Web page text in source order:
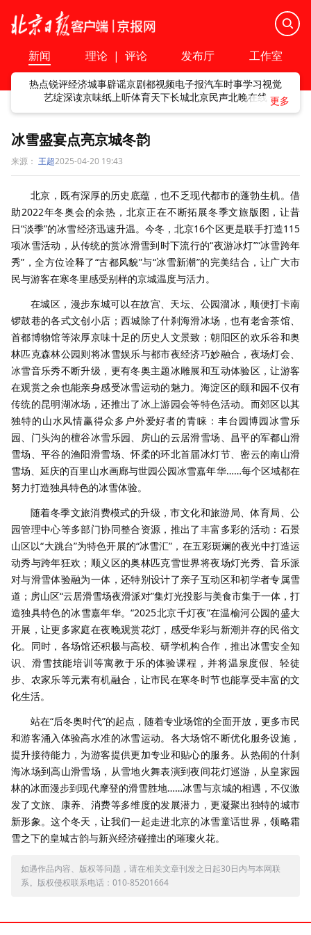
新闻 理论 | 评论 发布厅 工作室
热点锐评经济城事辟谣京剧都视频电子报汽车时事学习视觉
艺绽深读京味纸上听体育天下长城北京民声北晚在线
冰雪盛宴点亮京城冬韵
来源： 王超2025-04-20 19:43
北京，既有深厚的历史底蕴，也不乏现代都市的蓬勃生机。借
助2022年冬奥会的余热，北京正在不断拓展冬季文旅版图，让昔
日“淡季”的冰雪经济迅速升温。今冬，北京16个区更是联手打造115
项冰雪活动，从传统的赏冰滑雪到时下流行的“夜游冰灯”“冰雪跨年
秀”，全方位诠释了“古都风貌”与“冰雪新潮”的完美结合，让广大市
民与游客在寒冬里感受别样的京城温度与活力。
在城区，漫步东城可以在故宫、天坛、公园溜冰，顺便打卡南
锣鼓巷的各式文创小店；西城除了什刹海滑冰场，也有老舍茶馆、
首都博物馆等浓厚京味十足的历史人文景致；朝阳区的欢乐谷和奥
林匹克森林公园则将冰雪娱乐与都市夜经济巧妙融合，夜场灯会、
冰雪音乐秀不断升级，更有冬奥主题冰雕展和互动体验区，让游客
在观赏之余也能亲身感受冰雪运动的魅力。海淀区的颐和园不仅有
传统的昆明湖冰场，还推出了冰上游园会等特色活动。而郊区以其
独特的山水风情赢得众多户外爱好者的青睐：丰台园博园冰雪乐
园、门头沟的檀谷冰雪乐园、房山的云居滑雪场、昌平的军都山滑
雪场、平谷的渔阳滑雪场、怀柔的环北首届冰灯节、密云的南山滑
雪场、延庆的百里山水画廊与世园公园冰雪嘉年华……每个区域都在
努力打造独具特色的冰雪体验。
随着冬季文旅消费模式的升级，市文化和旅游局、体育局、公
园管理中心等多部门协同整合资源，推出了丰富多彩的活动：石景
山区以“大跳台”为特色开展的“冰雪汇”，在五彩斑斓的夜光中打造运
动秀与跨年狂欢；顺义区的奥林匹克雪世界将夜场灯光秀、音乐派
对与滑雪体验融为一体，还特别设计了亲子互动区和初学者专属雪
道；房山区“云居滑雪场夜滑派对”集灯光投影与美食市集于一体，打
造独具特色的冰雪嘉年华。“2025北京千灯夜”在温榆河公园的盛大
开展，让更多家庭在夜晚观赏花灯，感受华彩与新潮并存的民俗文
化。同时，各场馆还积极与高校、研学机构合作，推出冰雪安全知
识、滑雪技能培训等寓教于乐的体验课程，并将温泉度假、轻徒
步、农家乐等元素有机融合，让市民在寒冬时节也能享受丰富的文
化生活。
站在“后冬奥时代”的起点，随着专业场馆的全面开放，更多市民
和游客涌入体验高水准的冰雪运动。各大场馆不断优化服务设施，
提升接待能力，为游客提供更加专业和贴心的服务。从热闹的什刹
海冰场到高山滑雪场，从雪地火舞表演到夜间花灯巡游，从皇家园
林的冰面漫步到现代摩登的滑雪胜地……冰雪与京城的相遇，不仅激
发了文旅、康养、消费等多维度的发展潜力，更凝聚出独特的城市
新形象。这个冬天，让我们一起走进北京的冰雪童话世界，领略霜
雪之下的皇城古韵与新兴经济碰撞出的璀璨火花。
如遇作品内容、版权等问题，请在相关文章刊发之日起30日内与本网联
系。版权侵权联系电话：010-85201664